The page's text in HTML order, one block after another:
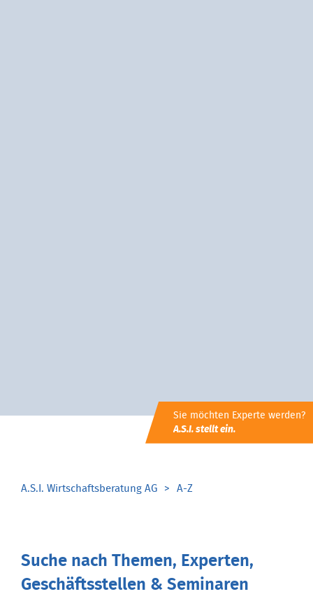
Sie möchten Experte werden?
A.S.I. stellt ein.
A.S.I. Wirtschaftsberatung AG A-Z
Suche nach Themen, Experten,
Geschäftsstellen & Seminaren